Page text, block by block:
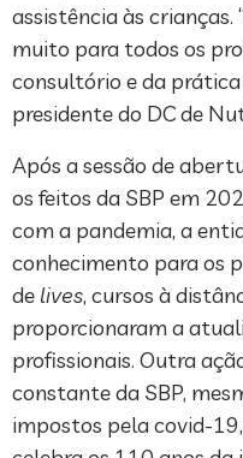
assistência às crianças.
muito para todos os
consultório e da
presidente do DC de
Após a sessão de
os feitos da SBP em
com a pandemia, a
conhecimento para os
de lives, cursos à
proporcionaram a
profissionais. Outra
constante da SBP,
impostos pela covid-